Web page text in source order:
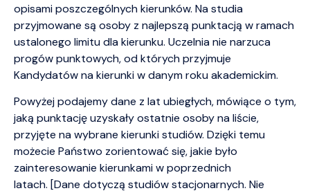
opisami poszczególnych kierunków. Na studia
przyjmowane są osoby z najlepszą punktacją w ramach
ustalonego limitu dla kierunku. Uczelnia nie narzuca
progów punktowych, od których przyjmuje
Kandydatów na kierunki w danym roku akademickim.
Powyżej podajemy dane z lat ubiegłych, mówiące o tym,
jaką punktację uzyskały ostatnie osoby na liście,
przyjęte na wybrane kierunki studiów. Dzięki temu
możecie Państwo zorientować się, jakie było
zainteresowanie kierunkami w poprzednich
latach. [Dane dotyczą studiów stacjonarnych. Nie